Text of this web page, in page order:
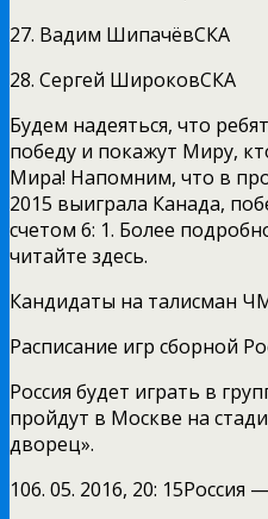
27. Вадим ШипачёвСКА
28. Сергей ШироковСКА
Будем надеяться, что
победу и покажут Миру,
Мира! Напомним, что в
2015 выиграла Канада,
счетом 6: 1. Более
читайте здесь.
Кандидаты на талисман
Расписание игр сборной
Россия будет играть в
пройдут в Москве на
дворец».
106. 05. 2016, 20: 15Россия